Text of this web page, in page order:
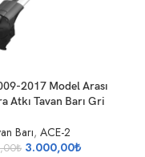
2017 Model Arası
Atkı Tavan Barı Gri
Barı, ACE-2
₺ 3.000,00₺